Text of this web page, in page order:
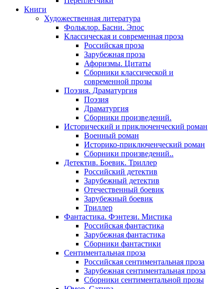
Книги
Художественная литература
Фольклор. Басни. Эпос
Классическая и современная проза
Российская проза
Зарубежная проза
Афоризмы. Цитаты
Сборники классической и
современной прозы
Поэзия. Драматургия
Поэзия
Драматургия
Сборники произведений.
Исторический и приключенческий роман
Военный роман
Историко-приключенческий роман
Сборники произведений..
Детектив. Боевик. Триллер
Российский детектив
Зарубежный детектив
Отечественный боевик
Зарубежный боевик
Триллер
Фантастика. Фэнтези. Мистика
Российская фантастика
Зарубежная фантастика
Сборники фантастики
Сентиментальная проза
Российская сентиментальная проза
Зарубежная сентиментальная проза
Сборники сентиментальной прозы